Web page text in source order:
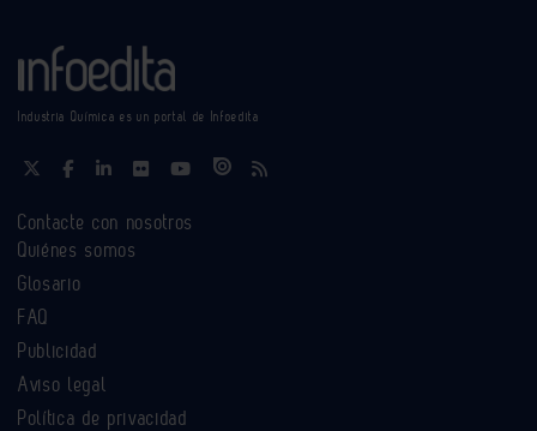
Industria Química es un portal de Infoedita
Contacte con nosotros
Quiénes somos
Glosario
FAQ
Publicidad
Aviso legal
Política de privacidad